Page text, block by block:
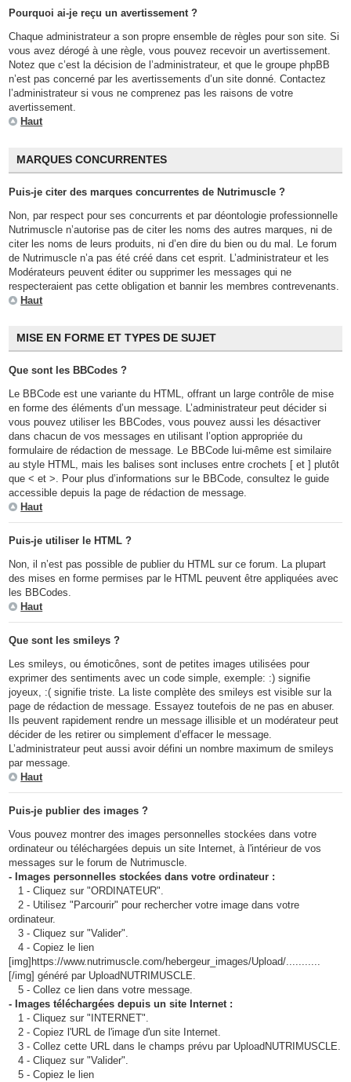
Pourquoi ai-je reçu un avertissement ?
Chaque administrateur a son propre ensemble de règles pour son site. Si
vous avez dérogé à une règle, vous pouvez recevoir un avertissement.
Notez que c’est la décision de l’administrateur, et que le groupe phpBB
n’est pas concerné par les avertissements d’un site donné. Contactez
l’administrateur si vous ne comprenez pas les raisons de votre
avertissement.
Haut
MARQUES CONCURRENTES
Puis-je citer des marques concurrentes de Nutrimuscle ?
Non, par respect pour ses concurrents et par déontologie professionnelle
Nutrimuscle n’autorise pas de citer les noms des autres marques, ni de
citer les noms de leurs produits, ni d’en dire du bien ou du mal. Le forum
de Nutrimuscle n’a pas été créé dans cet esprit. L’administrateur et les
Modérateurs peuvent éditer ou supprimer les messages qui ne
respecteraient pas cette obligation et bannir les membres contrevenants.
Haut
MISE EN FORME ET TYPES DE SUJET
Que sont les BBCodes ?
Le BBCode est une variante du HTML, offrant un large contrôle de mise
en forme des éléments d’un message. L’administrateur peut décider si
vous pouvez utiliser les BBCodes, vous pouvez aussi les désactiver
dans chacun de vos messages en utilisant l’option appropriée du
formulaire de rédaction de message. Le BBCode lui-même est similaire
au style HTML, mais les balises sont incluses entre crochets [ et ] plutôt
que < et >. Pour plus d’informations sur le BBCode, consultez le guide
accessible depuis la page de rédaction de message.
Haut
Puis-je utiliser le HTML ?
Non, il n’est pas possible de publier du HTML sur ce forum. La plupart
des mises en forme permises par le HTML peuvent être appliquées avec
les BBCodes.
Haut
Que sont les smileys ?
Les smileys, ou émoticônes, sont de petites images utilisées pour
exprimer des sentiments avec un code simple, exemple: :) signifie
joyeux, :( signifie triste. La liste complète des smileys est visible sur la
page de rédaction de message. Essayez toutefois de ne pas en abuser.
Ils peuvent rapidement rendre un message illisible et un modérateur peut
décider de les retirer ou simplement d’effacer le message.
L’administrateur peut aussi avoir défini un nombre maximum de smileys
par message.
Haut
Puis-je publier des images ?
Vous pouvez montrer des images personnelles stockées dans votre
ordinateur ou téléchargées depuis un site Internet, à l'intérieur de vos
messages sur le forum de Nutrimuscle.
- Images personnelles stockées dans votre ordinateur :
1 - Cliquez sur "ORDINATEUR".
2 - Utilisez "Parcourir" pour rechercher votre image dans votre
ordinateur.
3 - Cliquez sur "Valider".
4 - Copiez le lien
[img]https://www.nutrimuscle.com/hebergeur_images/Upload/...........
[/img] généré par UploadNUTRIMUSCLE.
5 - Collez ce lien dans votre message.
- Images téléchargées depuis un site Internet :
1 - Cliquez sur "INTERNET".
2 - Copiez l'URL de l'image d'un site Internet.
3 - Collez cette URL dans le champs prévu par UploadNUTRIMUSCLE.
4 - Cliquez sur "Valider".
5 - Copiez le lien